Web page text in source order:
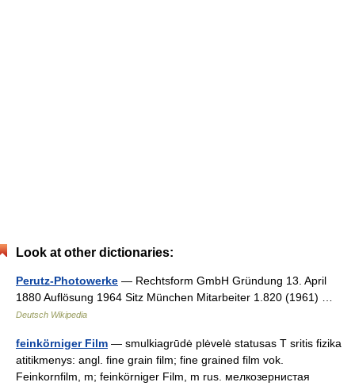
Look at other dictionaries:
Perutz-Photowerke — Rechtsform GmbH Gründung 13. April
1880 Auflösung 1964 Sitz München Mitarbeiter 1.820 (1961) …
Deutsch Wikipedia
feinkörniger Film — smulkiagrūdė plėvelė statusas T sritis fizika
atitikmenys: angl. fine grain film; fine grained film vok.
Feinkornfilm, m; feinkörniger Film, m rus. мелкозернистая